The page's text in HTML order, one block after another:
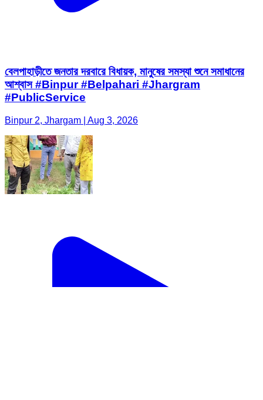
বেলপাহাড়ীতে জনতার দরবারে বিধায়ক, মানুষের সমস্যা শুনে সমাধানের
আশ্বাস #Binpur #Belpahari #Jhargram
#PublicService
Binpur 2, Jhargam | Aug 3, 2026